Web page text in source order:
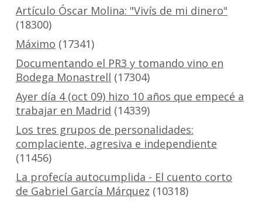
Artículo Óscar Molina: "Vivís de mi dinero"
(18300)
Máximo (17341)
Documentando el PR3 y tomando vino en
Bodega Monastrell (17304)
Ayer día 4 (oct 09) hizo 10 años que empecé a
trabajar en Madrid (14339)
Los tres grupos de personalidades:
complaciente, agresiva e independiente
(11456)
La profecía autocumplida - El cuento corto
de Gabriel García Márquez (10318)